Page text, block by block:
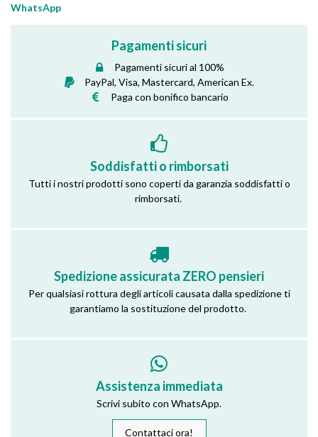
WhatsApp
Pagamenti sicuri
Pagamenti sicuri al 100%
PayPal, Visa, Mastercard, American Ex.
Paga con bonifico bancario
Soddisfatti o rimborsati
Tutti i nostri prodotti sono coperti da garanzia soddisfatti o
rimborsati.
Spedizione assicurata ZERO pensieri
Per qualsiasi rottura degli articoli causata dalla spedizione ti
garantiamo la sostituzione del prodotto.
Assistenza immediata
Scrivi subito con WhatsApp.
Contattaci ora!